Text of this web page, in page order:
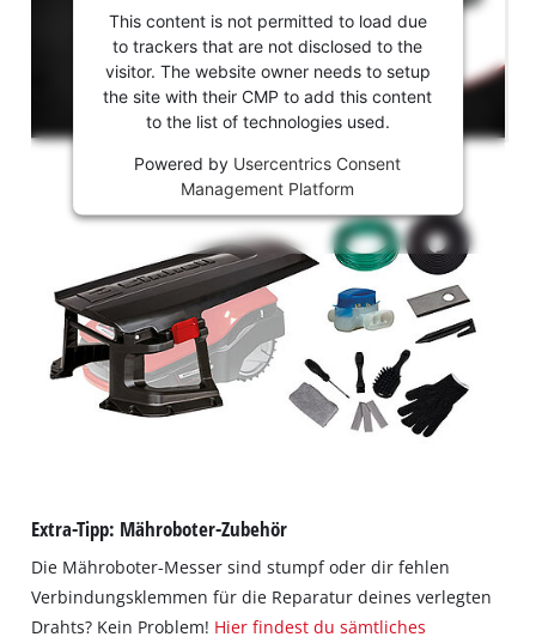
Zustimmung,
um Youtube
laden zu
können!
This
load
trackers
the
visitor.
The
website
owner
This content is not permitted to load due
to trackers that are not disclosed to the
visitor. The website owner needs to setup
the site with their CMP to add this content
to the list of technologies used.
Powered by Usercentrics Consent
Management Platform
Extra-Tipp: Mähroboter-Zubehör
Die Mähroboter-Messer sind stumpf oder dir fehlen
Verbindungsklemmen für die Reparatur deines verlegten
Drahts? Kein Problem! Hier findest du sämtliches